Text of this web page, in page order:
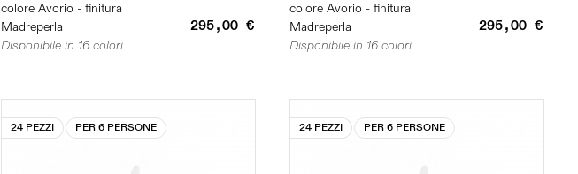
colore Avorio - finitura
Madreperla
295,00 €
Disponibile in 16 colori
colore Avorio - finitura
Madreperla
295,00 €
Disponibile in 16 colori
24 PEZZI PER 6 PERSONE 24 PEZZI PER 6 PERSONE